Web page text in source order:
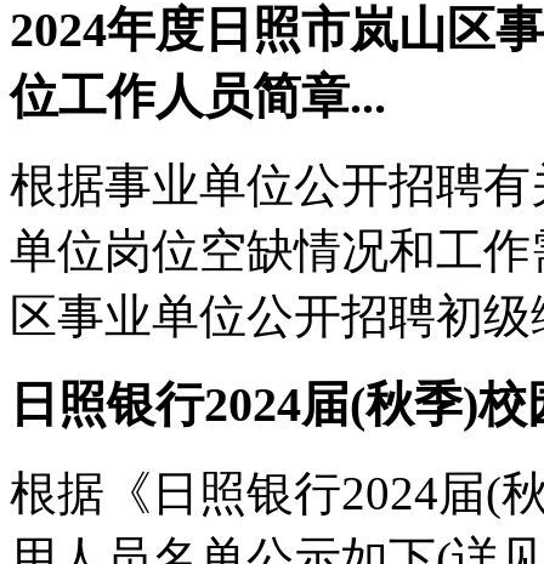
2024年度日照市岚山区
位工作人员简章...
根据事业单位公开招聘
单位岗位空缺情况和工
区事业单位公开招聘初
日照银行2024届(秋季)
根据《日照银行2024届(